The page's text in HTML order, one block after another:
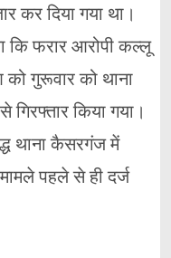
कर दिया गया था।
कि फरार आरोपी कल्लू
को गुरूवार को थाना
किया गया।
थाना कैसरगंज में
पहले से ही दर्ज